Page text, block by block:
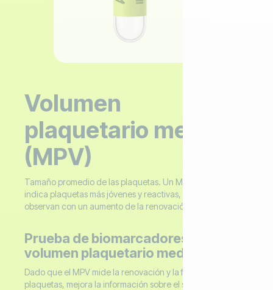
Volumen
plaquetario medio
(MPV)
Tamaño promedio de las plaquetas. Un MPV más alto
indica plaquetas más jóvenes y reactivas, que a menudo se
observan con un aumento de la renovación.
Prueba de biomarcadores del
volumen plaquetario medio (MPV)
Dado que el MPV mide la renovación y la función de las
plaquetas, mejora la información sobre el sangrado, los